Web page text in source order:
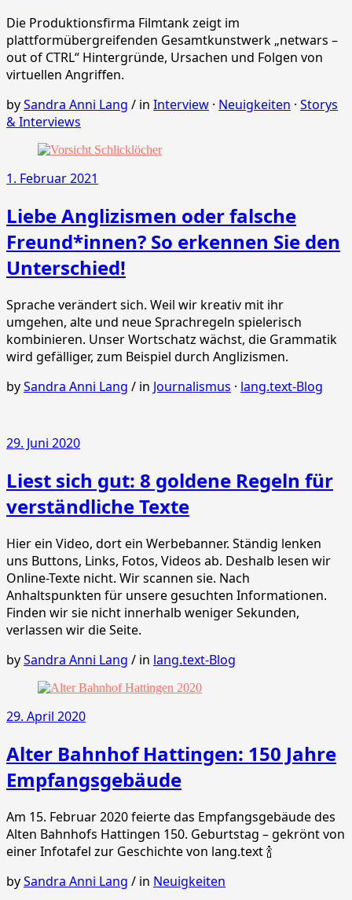
Die Produktionsfirma Filmtank zeigt im
plattformübergreifenden Gesamtkunstwerk „netwars –
out of CTRL“ Hintergründe, Ursachen und Folgen von
virtuellen Angriffen.
bySandra Anni Lang / in Interview · Neuigkeiten · Storys
& Interviews
1. Februar 2021
Liebe Anglizismen oder falsche
Freund*innen? So erkennen Sie den
Unterschied!
Sprache verändert sich. Weil wir kreativ mit ihr
umgehen, alte und neue Sprachregeln spielerisch
kombinieren. Unser Wortschatz wächst, die Grammatik
wird gefälliger, zum Beispiel durch Anglizismen.
bySandra Anni Lang / in Journalismus · lang.text-Blog
29. Juni 2020
Liest sich gut: 8 goldene Regeln für
verständliche Texte
Hier ein Video, dort ein Werbebanner. Ständig lenken
uns Buttons, Links, Fotos, Videos ab. Deshalb lesen wir
Online-Texte nicht. Wir scannen sie. Nach
Anhaltspunkten für unsere gesuchten Informationen.
Finden wir sie nicht innerhalb weniger Sekunden,
verlassen wir die Seite.
bySandra Anni Lang / in lang.text-Blog
29. April 2020
Alter Bahnhof Hattingen: 150 Jahre
Empfangsgebäude
Am 15. Februar 2020 feierte das Empfangsgebäude des
Alten Bahnhofs Hattingen 150. Geburtstag – gekrönt von
einer Infotafel zur Geschichte von lang.text 🍾
bySandra Anni Lang / in Neuigkeiten